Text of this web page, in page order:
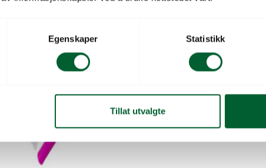
Egenskaper Statistikk
Tillat utvalgte